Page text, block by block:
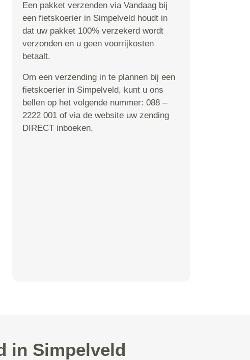
Een pakket verzenden via Vandaag bij
een fietskoerier in Simpelveld houdt in
dat uw pakket 100% verzekerd wordt
verzonden en u geen voorrijkosten
betaalt.
Om een verzending in te plannen bij een
fietskoerier in Simpelveld, kunt u ons
bellen op het volgende nummer: 088 –
2222 001 of via de website uw zending
DIRECT inboeken.
in Simpelveld